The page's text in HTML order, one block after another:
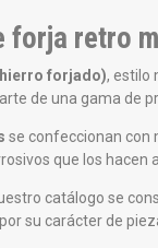
forja retro
forjado), estilo
de una gama de
se confeccionan con
que los hacen
catálogo se
su carácter de